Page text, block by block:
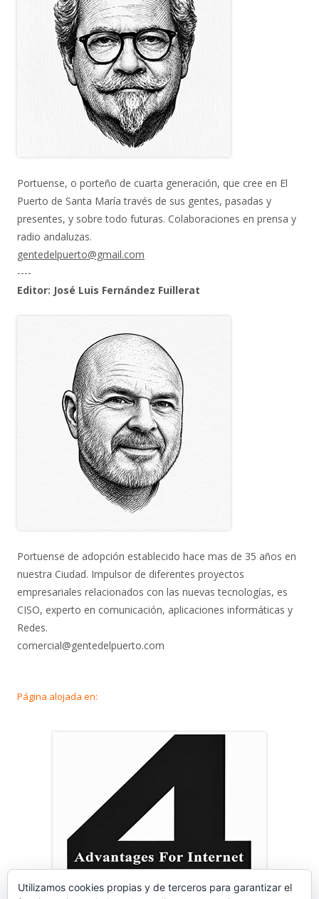
Portuense, o porteño de cuarta generación, que cree en El
Puerto de Santa María través de sus gentes, pasadas y
presentes, y sobre todo futuras. Colaboraciones en prensa y
radio andaluzas.
gentedelpuerto@gmail.com
----
Editor: José Luis Fernández Fuillerat
Portuense de adopción establecido hace mas de 35 años en
nuestra Ciudad. Impulsor de diferentes proyectos
empresariales relacionados con las nuevas tecnologías, es
CISO, experto en comunicación, aplicaciones informáticas y
Redes.
comercial@gentedelpuerto.com
Página alojada en:
Utilizamos cookies propias y de terceros para garantizar el